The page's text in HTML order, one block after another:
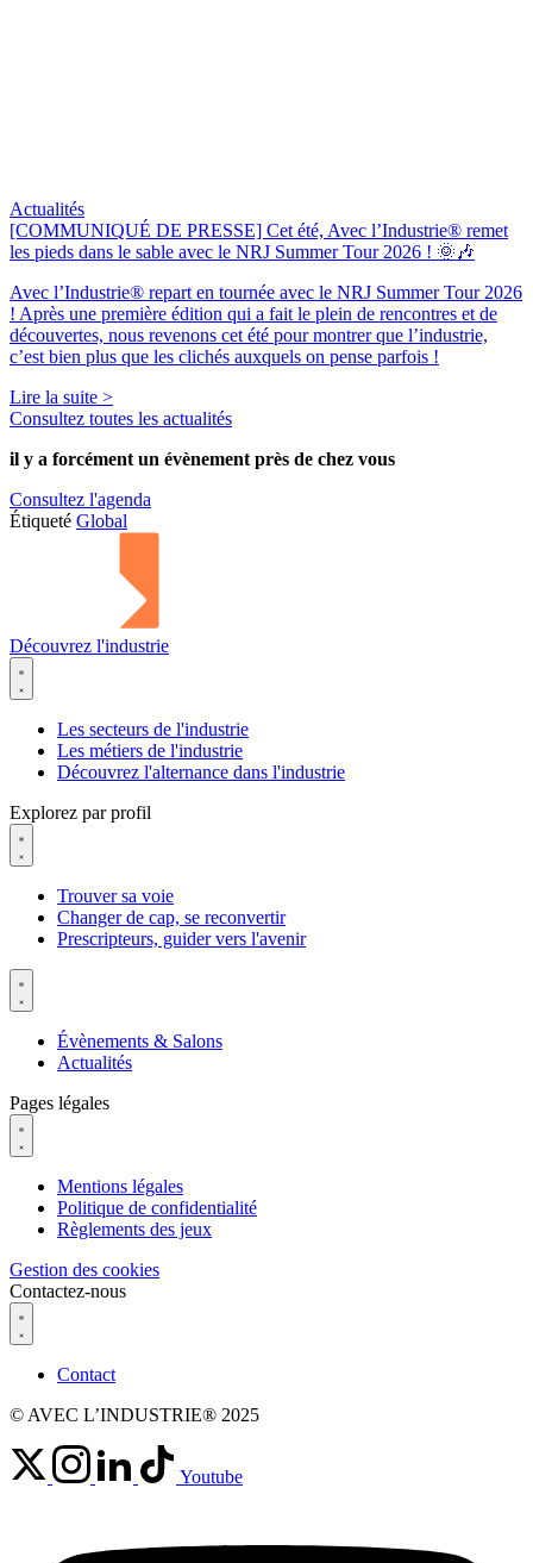
Actualités
[COMMUNIQUÉ DE PRESSE] Cet été, Avec l’Industrie® remet
les pieds dans le sable avec le NRJ Summer Tour 2026 ! 🌞🎶
Avec l’Industrie® repart en tournée avec le NRJ Summer Tour 2026
! Après une première édition qui a fait le plein de rencontres et de
découvertes, nous revenons cet été pour montrer que l’industrie,
c’est bien plus que les clichés auxquels on pense parfois !
Lire la suite >
Consultez toutes les actualités
il y a forcément un évènement près de chez vous
Consultez l'agenda
Étiqueté Global
Découvrez l'industrie
Les secteurs de l'industrie
Les métiers de l'industrie
Découvrez l'alternance dans l'industrie
Explorez par profil
Trouver sa voie
Changer de cap, se reconvertir
Prescripteurs, guider vers l'avenir
Évènements & Salons
Actualités
Pages légales
Mentions légales
Politique de confidentialité
Règlements des jeux
Gestion des cookies
Contactez-nous
Contact
© AVEC L’INDUSTRIE® 2025
Youtube